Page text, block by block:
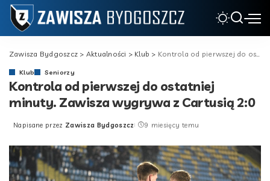
Zawisza Bydgoszcz > Aktualności > Klub > Kontrola od pierwszej do ostatniej minuty. Zawisza wygrywa z Cartusią 2:0
Klub Seniorzy
Kontrola od pierwszej do ostatniej
minuty. Zawisza wygrywa z Cartusią 2:0
Posted
Napisane przez Zawisza Bydgoszcz 9 miesięcy temu